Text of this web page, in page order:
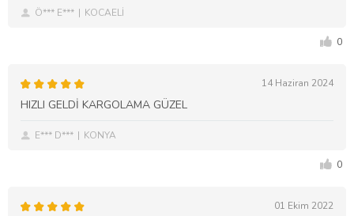
Ö*** E*** KOCAELİ
0
14 Haziran 2024
HIZLI GELDİ KARGOLAMA GÜZEL
E*** D*** KONYA
0
01 Ekim 2022